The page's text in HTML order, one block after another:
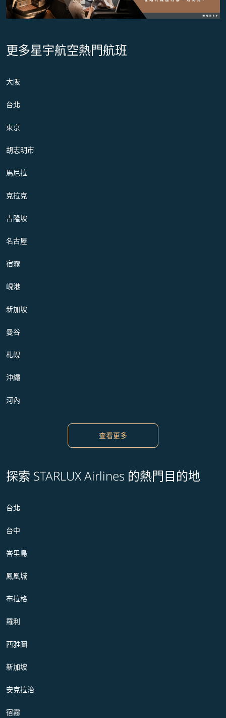
更多星宇航空熱門航班
大阪
台北
東京
胡志明市
馬尼拉
克拉克
吉隆坡
名古屋
宿霧
峴港
新加坡
曼谷
札幌
沖繩
河內
查看更多
探索 STARLUX Airlines 的熱門目的地
台北
台中
峇里島
鳳凰城
布拉格
羅利
西雅圖
新加坡
安克拉治
宿霧